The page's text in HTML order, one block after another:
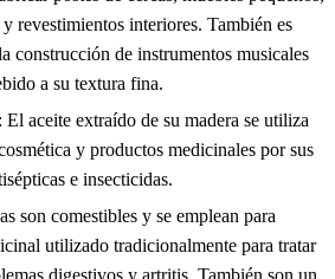
revestimientos interiores. También es
construcción de instrumentos musicales
a su textura fina.
: El aceite extraído de su madera se utiliza
y productos medicinales por sus
e insecticidas.
son comestibles y se emplean para
utilizado tradicionalmente para tratar